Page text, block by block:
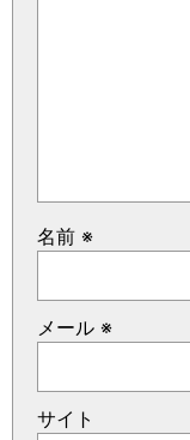
名前 ※
メール ※
サイト